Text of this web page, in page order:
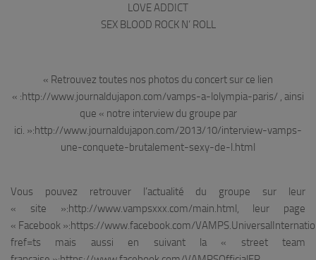
LOVE ADDICT
SEX BLOOD ROCK N’ ROLL
« Retrouvez toutes nos photos du concert sur ce lien
« :http://www.journaldujapon.com/vamps-a-lolympia-paris/ , ainsi
que « notre interview du groupe par
ici. »:http://www.journaldujapon.com/2013/10/interview-vamps-
une-conquete-brutalement-sexy-de-l.html
Vous pouvez retrouver l’actualité du groupe sur leur
« site »:http://www.vampsxxx.com/main.html, leur page
« Facebook »:https://www.facebook.com/
fref=ts mais aussi en suivant la « street team